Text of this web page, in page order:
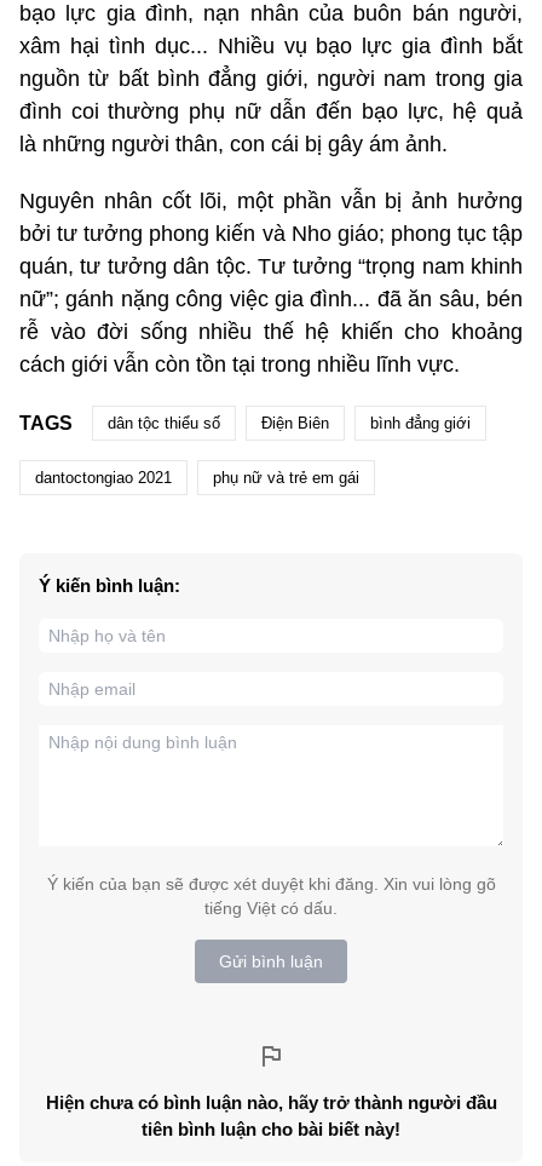
bạo lực gia đình, nạn nhân của buôn bán người,
xâm hại tình dục... Nhiều vụ bạo lực gia đình bắt
nguồn từ bất bình đẳng giới, người nam trong gia
đình coi thường phụ nữ dẫn đến bạo lực, hệ quả
là những người thân, con cái bị gây ám ảnh.
Nguyên nhân cốt lõi, một phần vẫn bị ảnh hưởng
bởi tư tưởng phong kiến và Nho giáo; phong tục tập
quán, tư tưởng dân tộc. Tư tưởng “trọng nam khinh
nữ”; gánh nặng công việc gia đình... đã ăn sâu, bén
rễ vào đời sống nhiều thế hệ khiến cho khoảng
cách giới vẫn còn tồn tại trong nhiều lĩnh vực.
TAGS dân tộc thiểu số Điện Biên bình đẳng giới
dantoctongiao 2021 phụ nữ và trẻ em gái
Ý kiến bình luận:
Ý kiến của bạn sẽ được xét duyệt khi đăng. Xin vui lòng gõ
tiếng Việt có dấu.
Gửi bình luận
Hiện chưa có bình luận nào, hãy trở thành người đầu
tiên bình luận cho bài biết này!